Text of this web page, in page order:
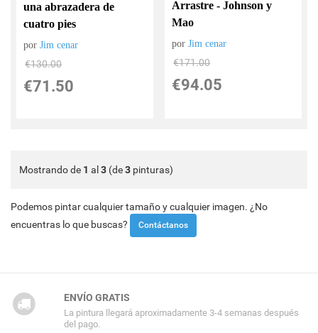
una abrazadera de
cuatro pies
porJim cenar
€130.00
€71.50
Arrastre - Johnson y
Mao
porJim cenar
€171.00
€94.05
Mostrando de 1 al 3 (de3 pinturas)
Podemos pintar cualquier tamaño y cualquier imagen. ¿No
encuentras lo que buscas?
Contáctanos
ENVÍO GRATIS
La pintura llegará aproximadamente 3-4 semanas después
del pago.